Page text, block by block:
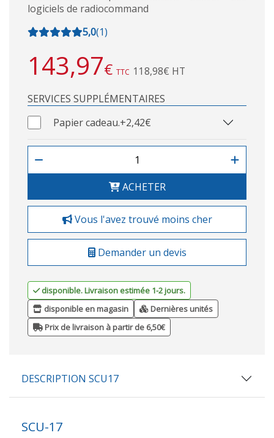
logiciels de radiocommand
5,0(1)
143,97€ TTC 118,98€ HT
SERVICES SUPPLÉMENTAIRES
Papier cadeau.+2,42€
ACHETER
Vous l'avez trouvé moins cher
Demander un devis
disponible. Livraison estimée 1-2 jours.
disponible en magasin
Dernières unités
Prix de livraison à partir de 6,50€
DESCRIPTION SCU17
SCU-17